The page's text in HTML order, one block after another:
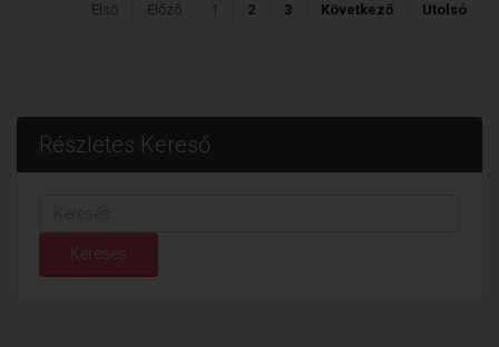
Első Előző 1 2 3 Következő Utolsó
Részletes Kereső
Keresés